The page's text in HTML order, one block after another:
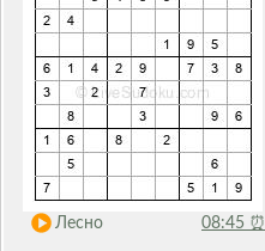
Лесно 08:45 ⏰